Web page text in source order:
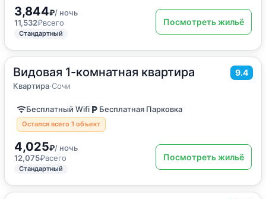
3,844₽/ ночь
11,532₽всего
Стандартный
Посмотреть жильё
Видовая 1-комнатная квартира 9.4
Квартира·Сочи
35м2·4 гостя
Квартира
Бесплатный Wifi Бесплатная Парковка
Остался всего 1 объект
4,025₽/ ночь
12,075₽всего
Стандартный
Посмотреть жильё